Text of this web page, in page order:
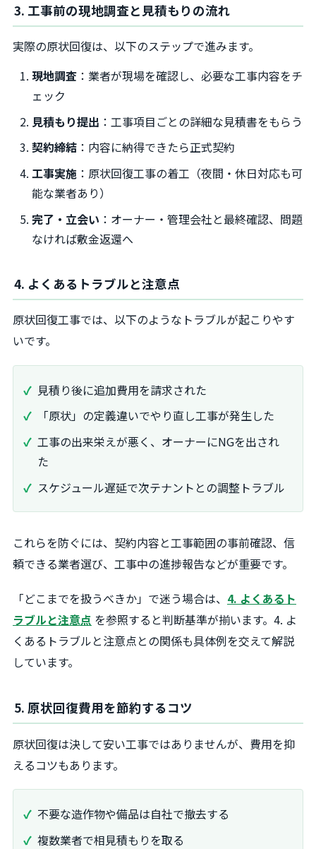
3. 工事前の現地調査と見積もりの流れ
実際の原状回復は、以下のステップで進みます。
現地調査 ：業者が現場を確認し、必要な工事内容をチ
ェック
見積もり提出 ：工事項目ごとの詳細な見積書をもらう
契約締結 ：内容に納得できたら正式契約
工事実施 ：原状回復工事の着工（夜間・休日対応も可
能な業者あり）
完了・立会い ：オーナー・管理会社と最終確認、問題
なければ敷金返還へ
4. よくあるトラブルと注意点
原状回復工事では、以下のようなトラブルが起こりやす
いです。
見積り後に追加費用を請求された
「原状」の定義違いでやり直し工事が発生した
工事の出来栄えが悪く、オーナーにNGを出され
た
スケジュール遅延で次テナントとの調整トラブル
これらを防ぐには、契約内容と工事範囲の事前確認、信
頼できる業者選び、工事中の進捗報告などが重要です。
「どこまでを扱うべきか」で迷う場合は、 4. よくあるト
ラブルと注意点 を参照すると判断基準が揃います。4. よ
くあるトラブルと注意点との関係も具体例を交えて解説
しています。
5. 原状回復費用を節約するコツ
原状回復は決して安い工事ではありませんが、費用を抑
えるコツもあります。
不要な造作物や備品は自社で撤去する
複数業者で相見積もりを取る